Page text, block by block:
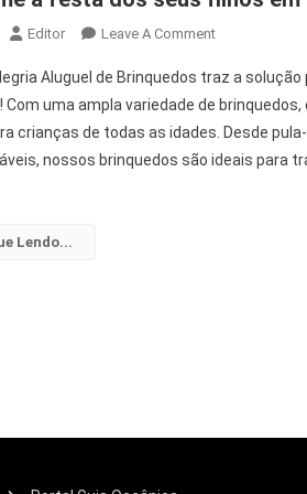
Editor Leave A Comment
Aluguel de Brinquedos traz a
Com uma ampla variedade de
crianças de todas as idades. Desde
nossos brinquedos são ideais para
Lendo...